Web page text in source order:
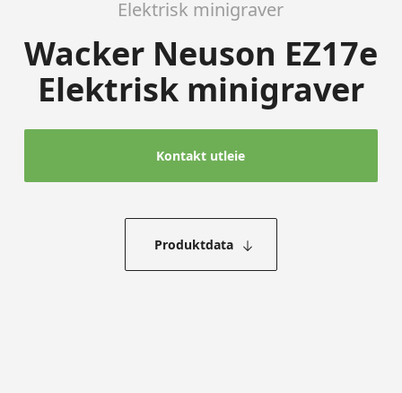
Elektrisk minigraver
Wacker Neuson EZ17e
Elektrisk minigraver
Kontakt utleie
Produktdata